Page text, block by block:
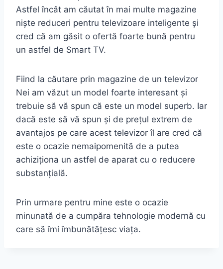
Astfel încât am căutat în mai multe magazine
niște reduceri pentru televizoare inteligente și
cred că am găsit o ofertă foarte bună pentru
un astfel de Smart TV.
Fiind la căutare prin magazine de un televizor
Nei am văzut un model foarte interesant și
trebuie să vă spun că este un model superb. Iar
dacă este să vă spun și de prețul extrem de
avantajos pe care acest televizor îl are cred că
este o ocazie nemaipomenită de a putea
achiziționa un astfel de aparat cu o reducere
substanțială.
Prin urmare pentru mine este o ocazie
minunată de a cumpăra tehnologie modernă cu
care să îmi îmbunătățesc viața.